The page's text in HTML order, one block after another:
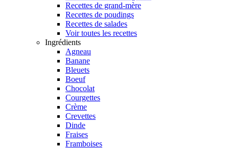
Recettes de grand-mère
Recettes de poudings
Recettes de salades
Voir toutes les recettes
Ingrédients
Agneau
Banane
Bleuets
Boeuf
Chocolat
Courgettes
Crème
Crevettes
Dinde
Fraises
Framboises